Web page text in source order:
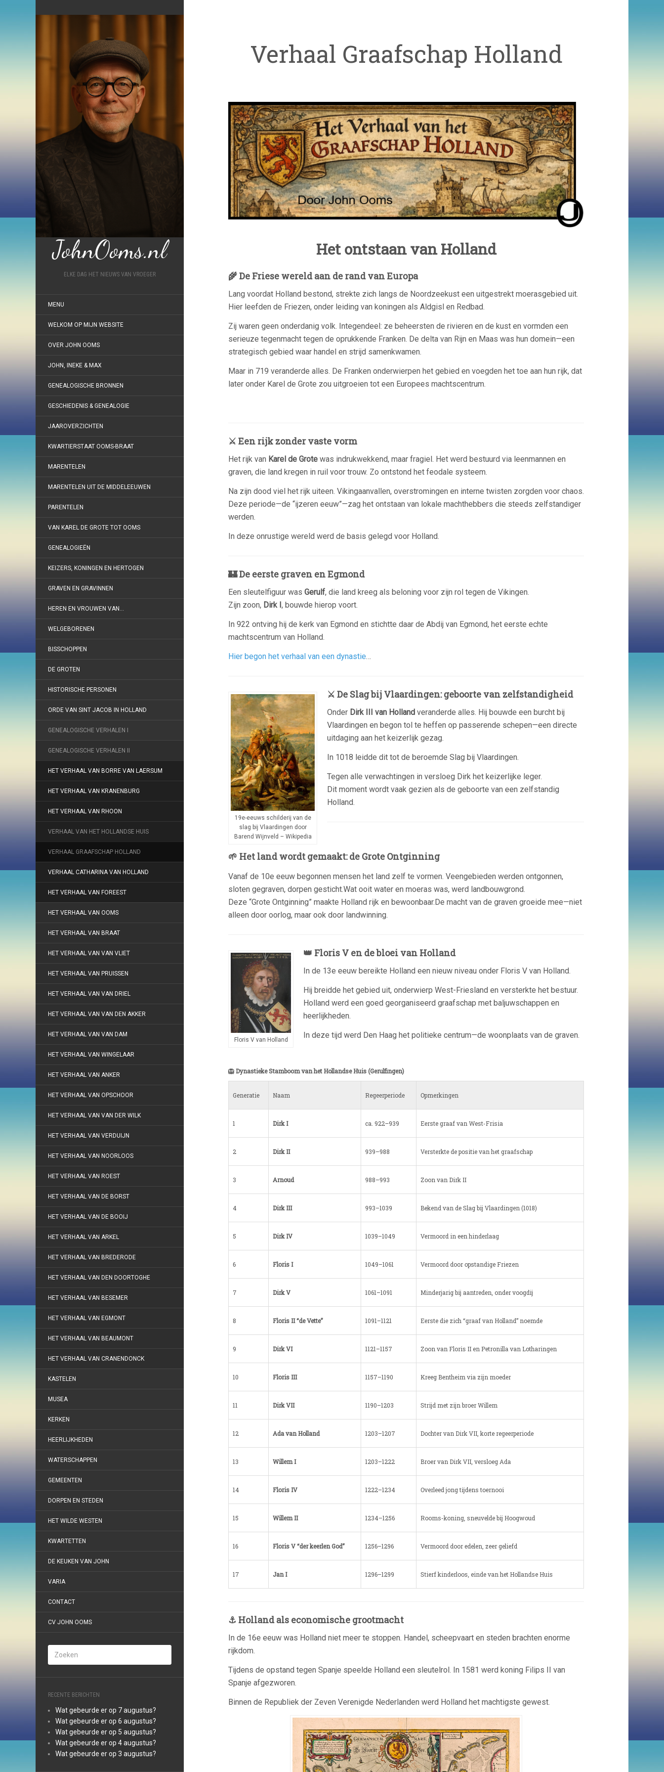
JohnOoms.nl
ELKE DAG HET NIEUWS VAN VROEGER
MENU
WELKOM OP MIJN WEBSITE
OVER JOHN OOMS
JOHN, INEKE & MAX
GENEALOGISCHE BRONNEN
GESCHIEDENIS & GENEALOGIE
JAAROVERZICHTEN
KWARTIERSTAAT OOMS-BRAAT
MARENTELEN
MARENTELEN UIT DE MIDDELEEUWEN
PARENTELEN
VAN KAREL DE GROTE TOT OOMS
GENEALOGIEËN
KEIZERS, KONINGEN EN HERTOGEN
GRAVEN EN GRAVINNEN
HEREN EN VROUWEN VAN…
WELGEBORENEN
BISSCHOPPEN
DE GROTEN
HISTORISCHE PERSONEN
ORDE VAN SINT JACOB IN HOLLAND
GENEALOGISCHE VERHALEN I
GENEALOGISCHE VERHALEN II
HET VERHAAL VAN BORRE VAN LAERSUM
HET VERHAAL VAN KRANENBURG
HET VERHAAL VAN RHOON
VERHAAL VAN HET HOLLANDSE HUIS
VERHAAL GRAAFSCHAP HOLLAND
VERHAAL CATHARINA VAN HOLLAND
HET VERHAAL VAN FOREEST
HET VERHAAL VAN OOMS
HET VERHAAL VAN BRAAT
HET VERHAAL VAN VAN VLIET
HET VERHAAL VAN PRUISSEN
HET VERHAAL VAN VAN DRIEL
HET VERHAAL VAN VAN DEN AKKER
HET VERHAAL VAN VAN DAM
HET VERHAAL VAN WINGELAAR
HET VERHAAL VAN ANKER
HET VERHAAL VAN OPSCHOOR
HET VERHAAL VAN VAN DER WILK
HET VERHAAL VAN VERDUIJN
HET VERHAAL VAN NOORLOOS
HET VERHAAL VAN ROEST
HET VERHAAL VAN DE BORST
HET VERHAAL VAN DE BOOIJ
HET VERHAAL VAN ARKEL
HET VERHAAL VAN BREDERODE
HET VERHAAL VAN DEN DOORTOGHE
HET VERHAAL VAN BESEMER
HET VERHAAL VAN EGMONT
HET VERHAAL VAN BEAUMONT
HET VERHAAL VAN CRANENDONCK
KASTELEN
MUSEA
KERKEN
HEERLIJKHEDEN
WATERSCHAPPEN
GEMEENTEN
DORPEN EN STEDEN
HET WILDE WESTEN
KWARTETTEN
DE KEUKEN VAN JOHN
VARIA
CONTACT
CV JOHN OOMS
RECENTE BERICHTEN
Wat gebeurde er op 7 augustus?
Wat gebeurde er op 6 augustus?
Wat gebeurde er op 5 augustus?
Wat gebeurde er op 4 augustus?
Wat gebeurde er op 3 augustus?
Verhaal Graafschap Holland
Het ontstaan van Holland
🌾 De Friese wereld aan de rand van Europa
Lang voordat Holland bestond, strekte zich langs de Noordzeekust een uitgestrekt moerasgebied uit.
Hier leefden de Friezen, onder leiding van koningen als Aldgisl en Redbad.
Zij waren geen onderdanig volk. Integendeel: ze beheersten de rivieren en de kust en vormden een
serieuze tegenmacht tegen de oprukkende Franken. De delta van Rijn en Maas was hun domein—een
strategisch gebied waar handel en strijd samenkwamen.
Maar in 719 veranderde alles. De Franken onderwierpen het gebied en voegden het toe aan hun rijk, dat
later onder Karel de Grote zou uitgroeien tot een Europees machtscentrum.
⚔️ Een rijk zonder vaste vorm
Het rijk van Karel de Grote was indrukwekkend, maar fragiel. Het werd bestuurd via leenmannen en
graven, die land kregen in ruil voor trouw. Zo ontstond het feodale systeem.
Na zijn dood viel het rijk uiteen. Vikingaanvallen, overstromingen en interne twisten zorgden voor chaos.
Deze periode—de “ijzeren eeuw”—zag het ontstaan van lokale machthebbers die steeds zelfstandiger
werden.
In deze onrustige wereld werd de basis gelegd voor Holland.
🏰 De eerste graven en Egmond
Een sleutelfiguur was Gerulf, die land kreeg als beloning voor zijn rol tegen de Vikingen.
Zijn zoon, Dirk I, bouwde hierop voort.
In 922 ontving hij de kerk van Egmond en stichtte daar de Abdij van Egmond, het eerste echte
machtscentrum van Holland.
Hier begon het verhaal van een dynastie…
19e-eeuws schilderij van de
slag bij Vlaardingen door
Barend Wijnveld – Wikipedia
⚔️ De Slag bij Vlaardingen: geboorte van zelfstandigheid
Onder Dirk III van Holland veranderde alles. Hij bouwde een burcht bij
Vlaardingen en begon tol te heffen op passerende schepen—een directe
uitdaging aan het keizerlijk gezag.
In 1018 leidde dit tot de beroemde Slag bij Vlaardingen.
Tegen alle verwachtingen in versloeg Dirk het keizerlijke leger.
Dit moment wordt vaak gezien als de geboorte van een zelfstandig
Holland.
🌱 Het land wordt gemaakt: de Grote Ontginning
Vanaf de 10e eeuw begonnen mensen het land zelf te vormen. Veengebieden werden ontgonnen,
sloten gegraven, dorpen gesticht.Wat ooit water en moeras was, werd landbouwgrond.
Deze “Grote Ontginning” maakte Holland rijk en bewoonbaar.De macht van de graven groeide mee—niet
alleen door oorlog, maar ook door landwinning.
Floris V van Holland
👑 Floris V en de bloei van Holland
In de 13e eeuw bereikte Holland een nieuw niveau onder Floris V van Holland.
Hij breidde het gebied uit, onderwierp West-Friesland en versterkte het bestuur.
Holland werd een goed georganiseerd graafschap met baljuwschappen en
heerlijkheden.
In deze tijd werd Den Haag het politieke centrum—de woonplaats van de graven.
🦁 Dynastieke Stamboom van het Hollandse Huis (Gerulfingen)
Generatie Naam Regeerperiode Opmerkingen
1 Dirk I ca. 922–939 Eerste graaf van West-Frisia
2 Dirk II 939–988 Versterkte de positie van het graafschap
3 Arnoud 988–993 Zoon van Dirk II
4 Dirk III 993–1039 Bekend van de Slag bij Vlaardingen (1018)
5 Dirk IV 1039–1049 Vermoord in een hinderlaag
6 Floris I 1049–1061 Vermoord door opstandige Friezen
7 Dirk V 1061–1091 Minderjarig bij aantreden, onder voogdij
8 Floris II “de Vette” 1091–1121 Eerste die zich “graaf van Holland” noemde
9 Dirk VI 1121–1157 Zoon van Floris II en Petronilla van Lotharingen
10 Floris III 1157–1190 Kreeg Bentheim via zijn moeder
11 Dirk VII 1190–1203 Strijd met zijn broer Willem
12 Ada van Holland 1203–1207 Dochter van Dirk VII, korte regeerperiode
13 Willem I 1203–1222 Broer van Dirk VII, versloeg Ada
14 Floris IV 1222–1234 Overleed jong tijdens toernooi
15 Willem II 1234–1256 Rooms-koning, sneuvelde bij Hoogwoud
16 Floris V “der keerlen God” 1256–1296 Vermoord door edelen, zeer geliefd
17 Jan I 1296–1299 Stierf kinderloos, einde van het Hollandse Huis
⚓ Holland als economische grootmacht
In de 16e eeuw was Holland niet meer te stoppen. Handel, scheepvaart en steden brachten enorme
rijkdom.
Tijdens de opstand tegen Spanje speelde Holland een sleutelrol. In 1581 werd koning Filips II van
Spanje afgezworen.
Binnen de Republiek der Zeven Verenigde Nederlanden werd Holland het machtigste gewest.